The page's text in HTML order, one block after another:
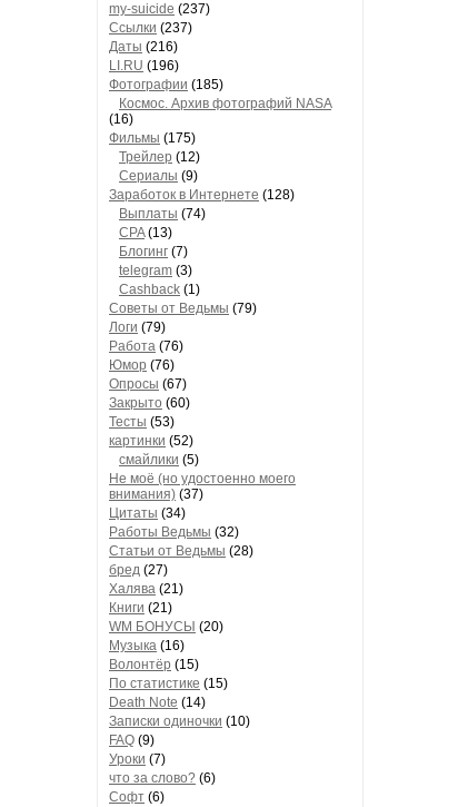
my-suicide (237)
Ссылки (237)
Даты (216)
LI.RU (196)
Фотографии (185)
Космос. Архив фотографий NASA
(16)
Фильмы (175)
Трейлер (12)
Сериалы (9)
Заработок в Интернете (128)
Выплаты (74)
CPA(13)
Блогинг (7)
telegram (3)
Cashback (1)
Советы от Ведьмы (79)
Логи (79)
Работа (76)
Юмор (76)
Опросы (67)
Закрыто (60)
Тесты (53)
картинки (52)
смайлики (5)
Не моё (но удостоенно моего
внимания) (37)
Цитаты (34)
Работы Ведьмы (32)
Статьи от Ведьмы (28)
бред (27)
Халява (21)
Книги (21)
WM БОНУСЫ (20)
Музыка (16)
Волонтёр (15)
По статистике (15)
Death Note (14)
Записки одиночки (10)
FAQ (9)
Уроки (7)
что за слово? (6)
Софт (6)